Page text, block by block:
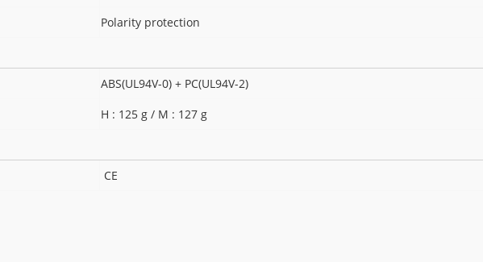
Polarity protection
ABS(UL94V-0) + PC(UL94V-2)
H : 125 g / M : 127 g
CE